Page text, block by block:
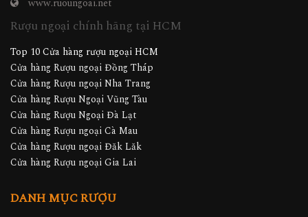
www.ruoungoai.net
Rượu ngoại chính hãng tại HCM
Top 10 Cửa hàng rượu ngoại HCM
Cửa hàng Rượu ngoại Đồng Tháp
Cửa hàng Rượu ngoại Nha Trang
Cửa hàng Rượu Ngoại Vũng Tàu
Cửa hàng Rượu Ngoại Đà Lạt
Cửa hàng Rượu ngoại Cà Mau
Cửa hàng Rượu ngoại Đăk Lăk
Cửa hàng Rượu ngoại Gia Lai
DANH MỤC RƯỢU